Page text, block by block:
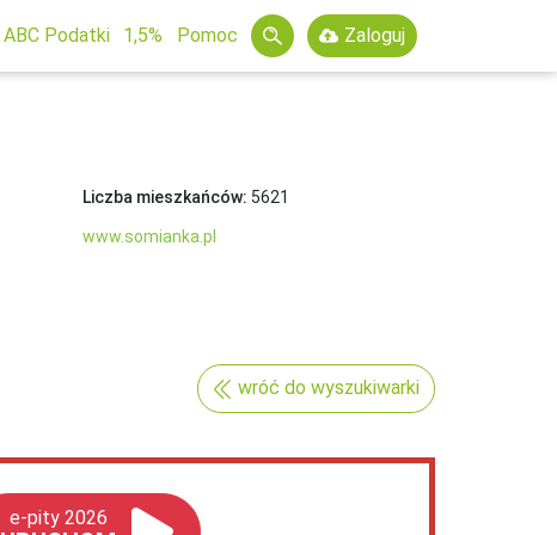
ABC Podatki 1,5% Pomoc Zaloguj
Liczba mieszkańców: 5621
www.somianka.pl
wróć do wyszukiwarki
e-pity 2026